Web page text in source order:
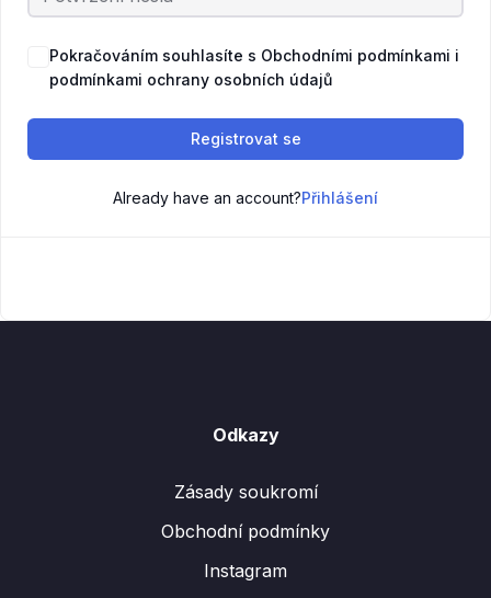
Pokračováním souhlasíte s Obchodními podmínkami i
podmínkami ochrany osobních údajů
Registrovat se
Already have an account?Přihlášení
Odkazy
Zásady soukromí
Obchodní podmínky
Instagram